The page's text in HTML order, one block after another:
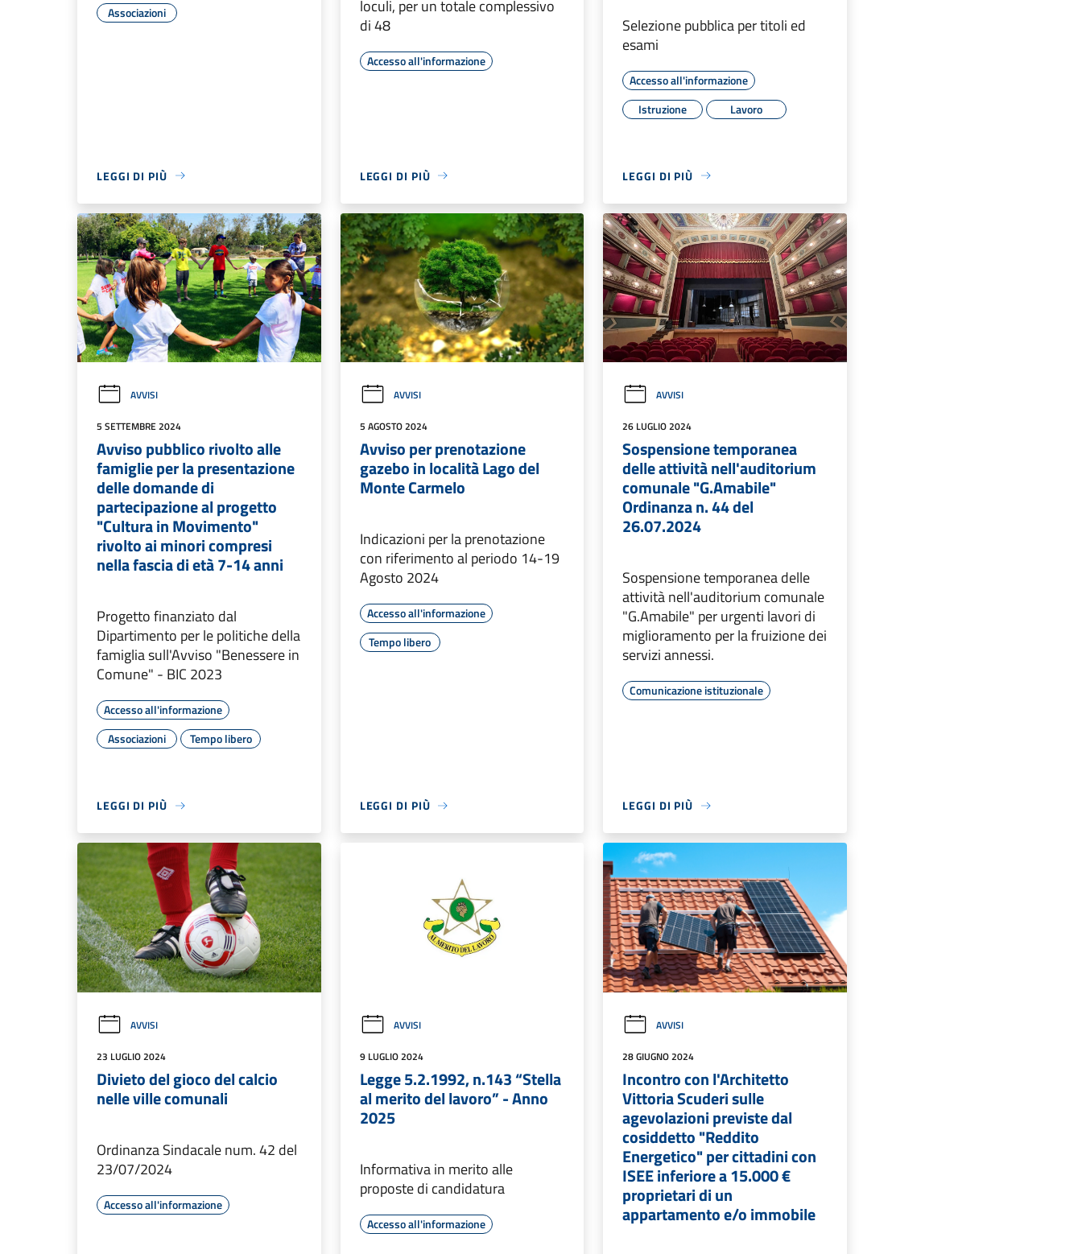
Associazioni
LEGGI DI PIÙ
loculi, per un totale complessivo
di 48
Accesso all'informazione
LEGGI DI PIÙ
Selezione pubblica per titoli ed
esami
Accesso all'informazione
Istruzione
Lavoro
LEGGI DI PIÙ
AVVISI
5 SETTEMBRE 2024
Avviso pubblico rivolto alle
famiglie per la presentazione
delle domande di
partecipazione al progetto
"Cultura in Movimento"
rivolto ai minori compresi
nella fascia di età 7-14 anni
Progetto finanziato dal
Dipartimento per le politiche della
famiglia sull'Avviso "Benessere in
Comune" - BIC 2023
Accesso all'informazione
Associazioni
Tempo libero
LEGGI DI PIÙ
AVVISI
5 AGOSTO 2024
Avviso per prenotazione
gazebo in località Lago del
Monte Carmelo
Indicazioni per la prenotazione
con riferimento al periodo 14-19
Agosto 2024
Accesso all'informazione
Tempo libero
LEGGI DI PIÙ
AVVISI
26 LUGLIO 2024
Sospensione temporanea
delle attività nell'auditorium
comunale "G.Amabile"
Ordinanza n. 44 del
26.07.2024
Sospensione temporanea delle
attività nell'auditorium comunale
"G.Amabile" per urgenti lavori di
miglioramento per la fruizione dei
servizi annessi.
Comunicazione istituzionale
LEGGI DI PIÙ
AVVISI
23 LUGLIO 2024
Divieto del gioco del calcio
nelle ville comunali
Ordinanza Sindacale num. 42 del
23/07/2024
Accesso all'informazione
AVVISI
9 LUGLIO 2024
Legge 5.2.1992, n.143 “Stella
al merito del lavoro” - Anno
2025
Informativa in merito alle
proposte di candidatura
Accesso all'informazione
AVVISI
28 GIUGNO 2024
Incontro con l'Architetto
Vittoria Scuderi sulle
agevolazioni previste dal
cosiddetto "Reddito
Energetico" per cittadini con
ISEE inferiore a 15.000 €
proprietari di un
appartamento e/o immobile